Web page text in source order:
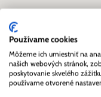
Používame cookies
Môžeme ich umiestniť na
našich webových stránok,
poskytovanie skvelého
používame otvorené